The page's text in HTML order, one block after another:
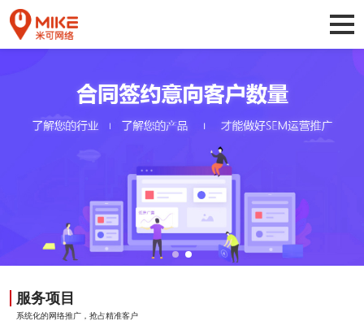
服务项目
系统化的网络推广，抢占精准客户